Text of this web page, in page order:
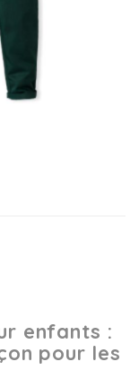
enfants :
pour les